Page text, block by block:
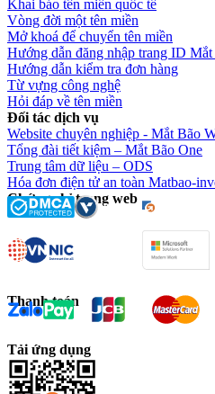
Khai báo tên miền quốc tế
Vòng đời một tên miền
Mở khoá để chuyển tên miền
Hướng dẫn đăng nhập trang ID
Hướng dẫn kiểm tra đơn hàng
Từ vựng công nghệ
Hỏi đáp về tên miền
Đối tác dịch vụ
Website chuyên nghiệp - Mắt Bão
Tổng đài tiết kiệm – Mắt Bão One
Trung tâm dữ liệu – ODS
Hóa đơn điện tử an toàn Matbao-
Chứng chỉ trang web
Thanh toán
Tải ứng dụng